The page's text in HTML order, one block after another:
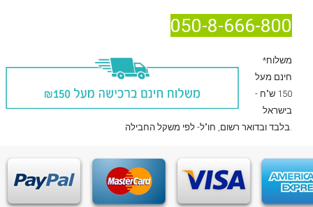
050-8-666-800
*משלוח
חינם מעל
150 ש"ח -
בישראל
בלבדובדואר רשום , חו"ל- לפי משקל החבילה.